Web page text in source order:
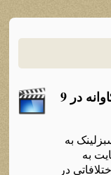
بررسی وضعیت ایران و تحلیل روانکاوانه در 9
به
به
در